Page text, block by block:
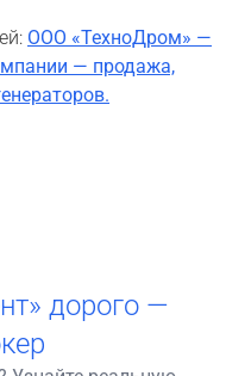
ООО «ТехноДром» —
— продажа,
дорого —